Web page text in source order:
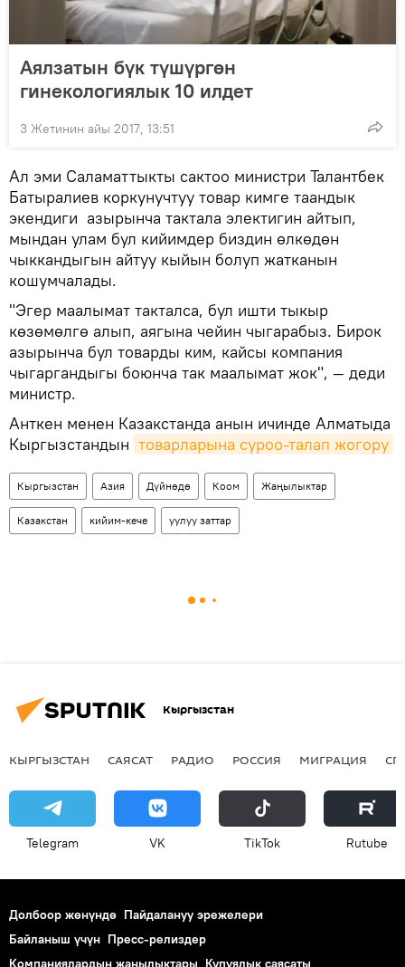
Аялзатын бүк түшүргөн
гинекологиялык 10 илдет
3 Жетинин айы 2017, 13:51
Ал эми Саламаттыкты сактоо министри Талантбек
Батыралиев коркунучтуу товар кимге таандык
экендиги азырынча тактала электигин айтып,
мындан улам бул кийимдер биздин өлкөдөн
чыккандыгын айтуу кыйын болуп жатканын
кошумчалады.
"Эгер маалымат такталса, бул ишти тыкыр
көзөмөлгө алып, аягына чейин чыгарабыз. Бирок
азырынча бул товарды ким, кайсы компания
чыгаргандыгы боюнча так маалымат жок", — деди
министр.
Анткен менен Казакстанда анын ичинде Алматыда
Кыргызстандын товарларына суроо-талап жогору
Кыргызстан Азия Дүйнөдө Коом Жаңылыктар
Казакстан кийим-кече уулуу заттар
Кыргызстан
КЫРГЫЗСТАН САЯСАТ РАДИО РОССИЯ МИГРАЦИЯ
Telegram VK ТikТоk Rutube
Долбоор жөнүндө Пайдалануу эрежелери
Байланыш үчүн Пресс-релиздер
Компаниялардын жаңылыктары Купуялык саясаты